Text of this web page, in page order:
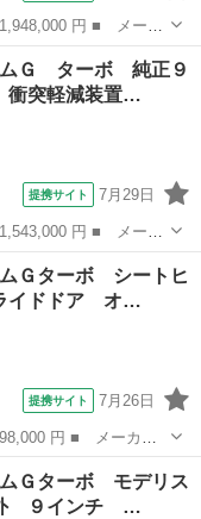
ード名： カスタム
ーディオ 両側パワ
ムＧ ターボ 純正９
突軽減装置…
提携サイト 7月29日
ード名： カスタム
軽減装置 ドラレ
Ｇターボ シートヒ
イドドア オ…
提携サイト 7月26日
ド名： カスタムＧ
ドア オートライト
Ｇターボ モデリス
外 ９インチ …